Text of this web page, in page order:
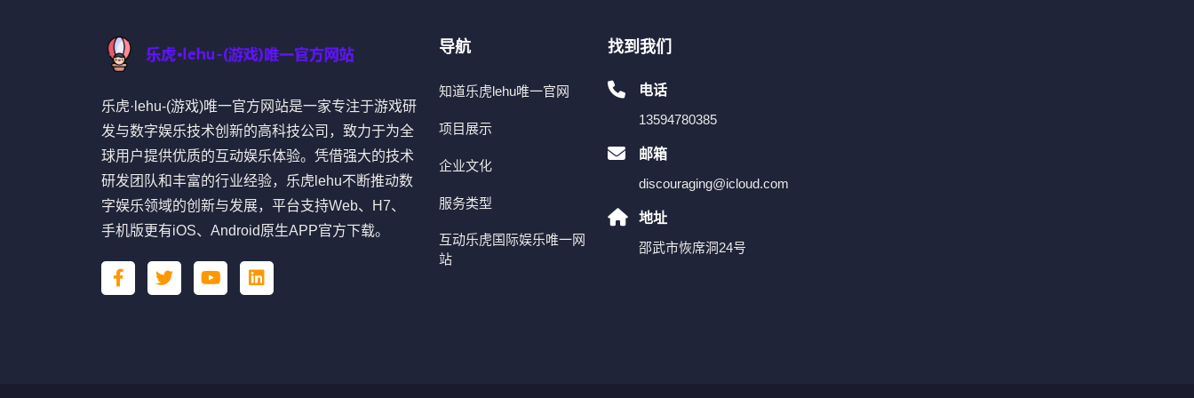
乐虎·lehu-(游戏)唯一官方网站是一家专注于游戏研
发与数字娱乐技术创新的高科技公司，致力于为全
球用户提供优质的互动娱乐体验。凭借强大的技术
研发团队和丰富的行业经验，乐虎lehu不断推动数
字娱乐领域的创新与发展，平台支持Web、H7、
手机版更有iOS、Android原生APP官方下载。
导航
知道乐虎lehu唯一官网
项目展示
企业文化
服务类型
互动乐虎国际娱乐唯一网
站
找到我们
电话
13594780385
邮箱
discouraging@icloud.com
地址
邵武市恢席洞24号